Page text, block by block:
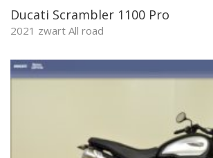
Ducati Scrambler 1100 Pro
2021 zwart All road